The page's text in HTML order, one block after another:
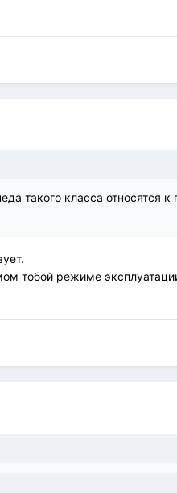
такого класса относятся
тобой режиме